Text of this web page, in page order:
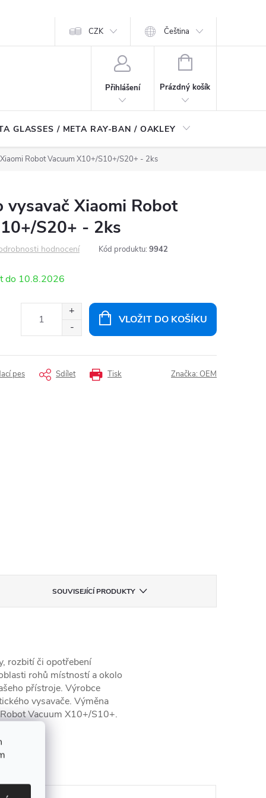
CZK Čeština
Přihlášení
NÁKUPNÍ
Prázdný košík
GLASSES / META RAY-BAN / OAKLEY
Robot Vacuum X10+/S10+/S20+ - 2ks
Xiaomi Robot
S20+ - 2ks
hodnocení Kód produktu: 9942
10.8.2026
VLOŽIT DO KOŠÍKU
Tisk
pes Sdílet Značka: OEM
SOUVISEJÍCÍ PRODUKTY
rozbití či opotřebení
rohů místností a okolo
přístroje. Výrobce
vysavače. Výměna
Vacuum X10+/S10+.